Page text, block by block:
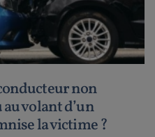
non
volant d’un
la victime ?